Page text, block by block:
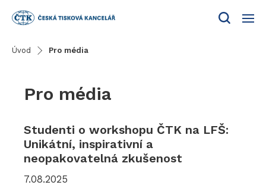
Menu
Úvod Pro média
Pro média
Studenti o workshopu ČTK na LFŠ:
Unikátní, inspirativní a
neopakovatelná zkušenost
7.08.2025